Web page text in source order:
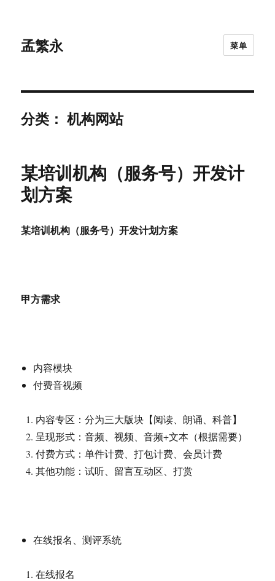
孟繁永 菜单
分类：机构网站
某培训机构（服务号）开发计
划方案
某培训机构（服务号）开发计划方案
甲方需求
内容模块
付费音视频
内容专区：分为三大版块【阅读、朗诵、科普】
呈现形式：音频、视频、音频+文本（根据需要）
付费方式：单件计费、打包计费、会员计费
其他功能：试听、留言互动区、打赏
在线报名、测评系统
在线报名